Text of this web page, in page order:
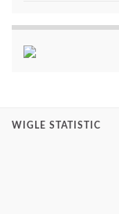
WIGLE STATISTIC